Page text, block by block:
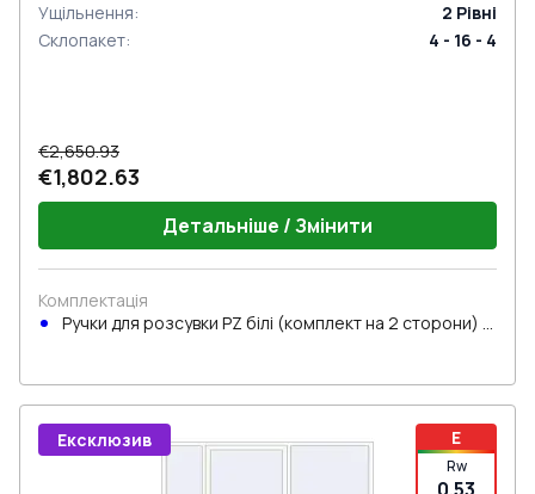
Ущільнення: 2 Рівні
Склопакет: 4 - 16 - 4
€2,650.93
€1,802.63
Детальніше / Змінити
Комплектація
Ручки для розсувки PZ білі (комплект на 2 сторони) з
E
Rw
Ексклюзив